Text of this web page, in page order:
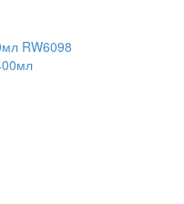
RW6098